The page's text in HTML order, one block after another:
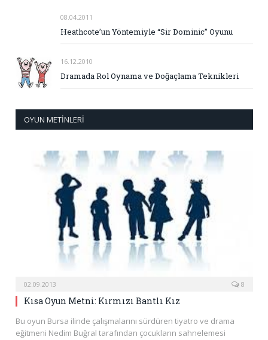
08.04.2011
Heathcote’un Yöntemiyle “Sir Dominic” Oyunu
16.12.2010
Dramada Rol Oynama ve Doğaçlama Teknikleri
OYUN METINLERI
02.09.2013 8
Kısa Oyun Metni: Kırmızı Bantlı Kız
Bu oyun Bursa ilinde çalışmalarını sürdüren tiyatro ve drama
eğitmeni Nedim Buğral tarafından çocukların sahnelemesi